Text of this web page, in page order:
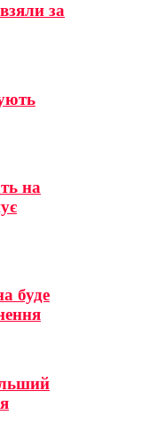
за
на
буде